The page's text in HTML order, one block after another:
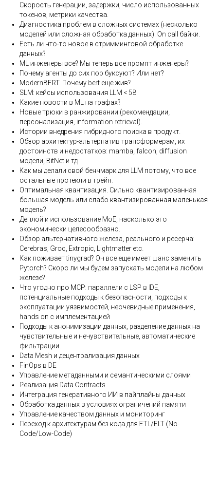
Скорость генерации, задержки, число использованных
токенов, метрики качества.
Диагностика проблем в сложных системах (несколько
моделей или сложная обработка данных). On call байки.
Есть ли что-то новое в стримминговой обработке
данных?
ML инженеры все? Мы теперь все промпт инженеры?
Почему агенты до сих пор буксуют? Или нет?
ModernBERT. Почему bert еще жив?
SLM: кейсы использования LLM < 5B
Какие новости в ML на графах?
Новые трюки в ранжировании (рекомендации,
персонализация, information retrieval).
Истории внедрения гибридного поиска в продукт.
Обзор архитектур-альтернатив трансформерам, их
достоинств и недостатков: mamba, falcon, diffusion
модели, BitNet и тд
Как мы делали свой бенчмарк для LLM потому, что все
остальные протекли в трейн.
Оптимальная квантизация. Сильно квантизированная
большая модель или слабо квантизированная маленькая
модель?
Деплой и использование MoE, насколько это
экономически целесообразно.
Обзор альтернативного железа, реального и ресерча:
Cerebras, Groq, Extropic, Lightmatter etc.
Как поживает tinygrad? Он все еще имеет шанс заменить
Pytorch? Скоро ли мы будем запускать модели на любом
железе?
Что угодно про MCP: параллели с LSP в IDE,
потенциальные подходы к безопасности, подходы к
эксплуатации уязвимостей, неочевидные применения,
hands on с имплементацией
Подходы к анонимизации данных, разделение данных на
чувствительные и нечувствительные, автоматические
фильтрации.
Data Mesh и децентрализация данных
FinOps в DE
Управление метаданными и семантическими слоями
Реализация Data Contracts
Интеграция генеративного ИИ в пайплайны данных
Обработка данных в условиях ограничений памяти
Управление качеством данных и мониторинг
Переход к архитектурам без кода для ETL/ELT (No-
Code/Low-Code)